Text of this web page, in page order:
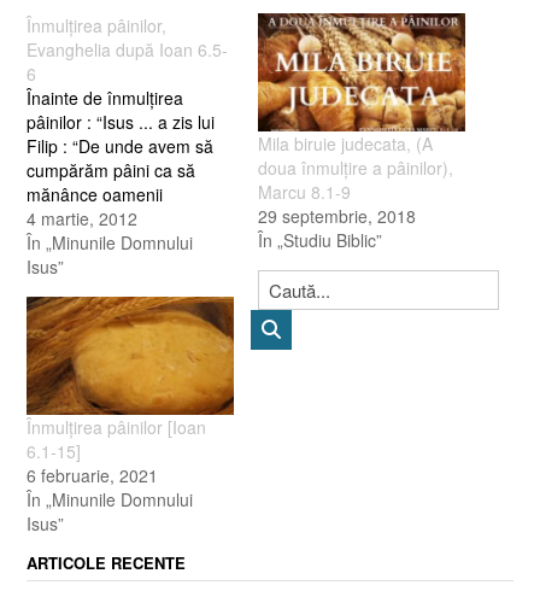
Înmulţirea pâinilor,
Evanghelia după Ioan 6.5-
6
Înainte de înmulţirea
pâinilor : “Isus ... a zis lui
Filip : “De unde avem să
cumpărăm pâini ca să
mănânce oamenii
aceştia?” Spunea lucrul
acesta ca să-l încerce,
pentru că ştia ce are de
6) “Cum ar putea cineva
să sature cu pâine pe…
4 martie, 2012
În „Minunile Domnului
Isus”
Mila biruie judecata, (A
doua înmulţire a pâinilor),
Marcu 8.1-9
29 septembrie, 2018
În „Studiu Biblic”
Înmulţirea pâinilor [Ioan
6.1-15]
6 februarie, 2021
În „Minunile Domnului
Isus”
ARTICOLE RECENTE